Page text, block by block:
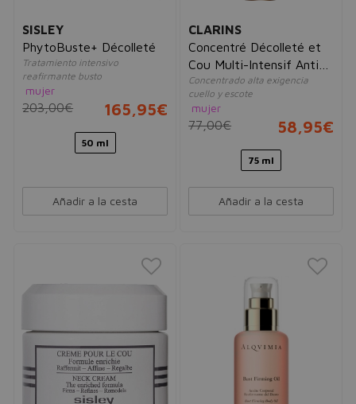
SISLEY
PhytoBuste+ Décolleté
Tratamiento intensivo
reafirmante busto
mujer
203,00€ 165,95€
50 ml
Añadir a la cesta
CLARINS
Concentré Décolleté et
Cou Multi-Intensif Anti-
Taches,Densité
Concentrado alta exigencia
cuello y escote
mujer
77,00€ 58,95€
75 ml
Añadir a la cesta